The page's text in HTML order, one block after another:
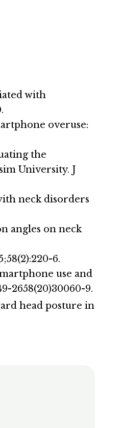
with
overuse:
the
University. J
neck disorders
angles on neck
6.
use and
2658(20)30060-9.
head posture in